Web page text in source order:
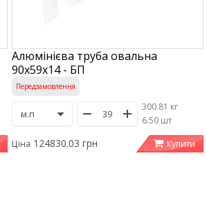
Алюмінієва труба овальна
90х59х14 - БП
Передзамовлення
300.81 кг
/6.50 шт
Ціна 124830.03 грн Купити